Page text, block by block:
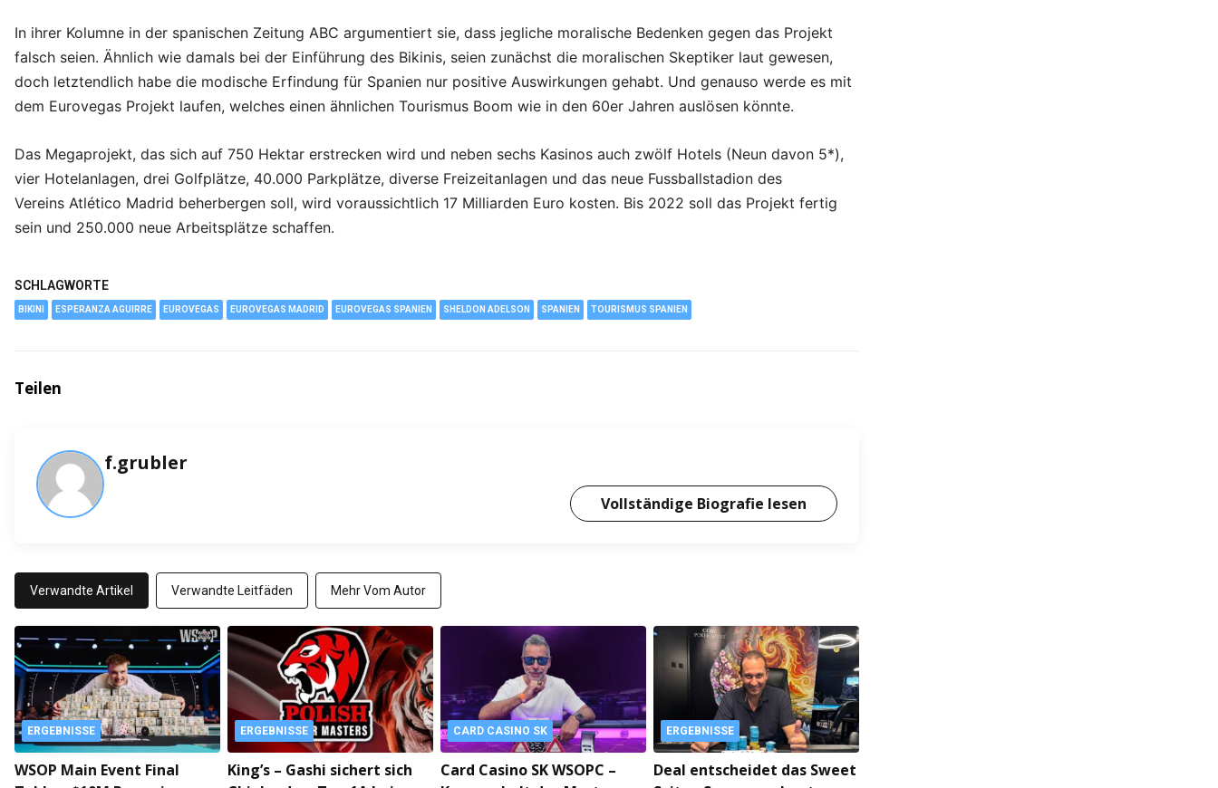
In ihrer Kolumne in der spanischen Zeitung ABC argumentiert sie, dass jegliche moralische Bedenken gegen das Projekt
falsch seien. Ähnlich wie damals bei der Einführung des Bikinis, seien zunächst die moralischen Skeptiker laut gewesen,
doch letztendlich habe die modische Erfindung für Spanien nur positive Auswirkungen gehabt. Und genauso werde es mit
dem Eurovegas Projekt laufen, welches einen ähnlichen Tourismus Boom wie in den 60er Jahren auslösen könnte.
Das Megaprojekt, das sich auf 750 Hektar erstrecken wird und neben sechs Kasinos auch zwölf Hotels (Neun davon 5*),
vier Hotelanlagen, drei Golfplätze, 40.000 Parkplätze, diverse Freizeitanlagen und das neue Fussballstadion des
Vereins Atlético Madrid beherbergen soll, wird voraussichtlich 17 Milliarden Euro kosten. Bis 2022 soll das Projekt fertig
sein und 250.000 neue Arbeitsplätze schaffen.
SCHLAGWORTE
BIKINI ESPERANZA AGUIRRE EUROVEGAS EUROVEGAS MADRID EUROVEGAS SPANIEN SHELDON ADELSON SPANIEN TOURISMUS SPANIEN
Teilen
f.grubler
Vollständige Biografie lesen
Verwandte Artikel Verwandte Leitfäden Mehr Vom Autor
ERGEBNISSE
WSOP Main Event Final
ERGEBNISSE
King’s – Gashi sichert sich
CARD CASINO SK
Card Casino SK WSOPC –
ERGEBNISSE
Deal entscheidet das Sweet